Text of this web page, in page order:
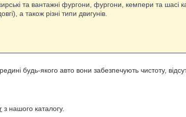
та вантажні фургони, фургони, кемпери та шасі
а також різні типи двигунів.
будь-якого авто вони забезпечують чистоту,
з нашого каталогу.